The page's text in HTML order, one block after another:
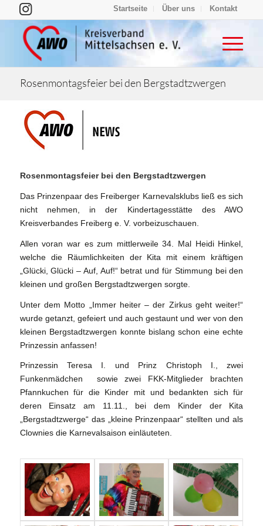
Startseite Über uns Kontakt
Rosenmontagsfeier bei den Bergstadtzwergen
Rosenmontagsfeier bei den Bergstadtzwergen
Das Prinzenpaar des Freiberger Karnevalsklubs ließ es sich
nicht nehmen, in der Kindertagesstätte des AWO
Kreisverbandes Freiberg e. V. vorbeizuschauen.
Allen voran war es zum mittlerweile 34. Mal Heidi Hinkel,
welche die Räumlichkeiten der Kita mit einem kräftigen
„Glücki, Glücki – Auf, Auf!“ betrat und für Stimmung bei den
kleinen und großen Bergstadtzwergen sorgte.
Unter dem Motto „Immer heiter – der Zirkus geht weiter!“
wurde getanzt, gefeiert und auch gestaunt und wer von den
kleinen Bergstadtzwergen konnte bislang schon eine echte
Prinzessin anfassen!
Prinzessin Teresa I. und Prinz Christoph I., zwei
Funkenmädchen sowie zwei FKK-Mitglieder brachten
Pfannkuchen für die Kinder mit und bedankten sich für
deren Einsatz am 11.11., bei dem Kinder der Kita
„Bergstadtzwerge“ das „kleine Prinzenpaar“ stellten und als
Clownies die Karnevalsaison einläuteten.